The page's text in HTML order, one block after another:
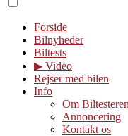
Forside
Bilnyheder
Biltests
▶︎ Video
Rejser med bilen
Info
Om Biltesteren
Annoncering
Kontakt os